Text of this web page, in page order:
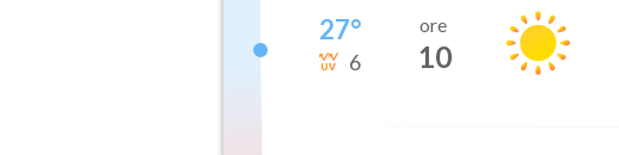
27°
6
ore
10